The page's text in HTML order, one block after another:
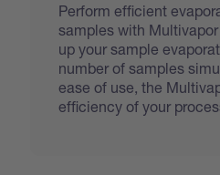
Perform efficient
samples with
up your sample
number of samples
ease of use, the
efficiency of your